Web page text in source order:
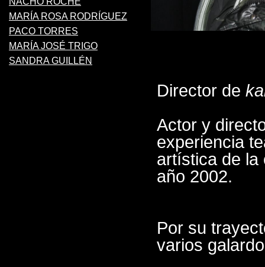
MARÍA ROSA RODRÍGUEZ
PACO TORRES
MARÍA JOSÉ TRIGO
SANDRA GUILLÉN
Director de
Actor y
experiencia
artística de la
año 2002.
Por su
varios